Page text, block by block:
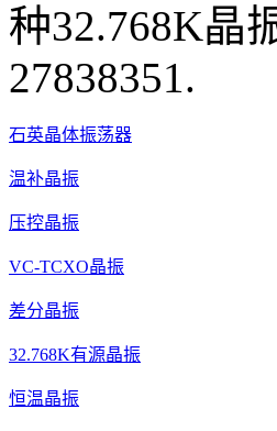
种32.768K晶
27838351.
石英晶体振荡器
温补晶振
压控晶振
VC-TCXO晶振
差分晶振
32.768K有源晶振
恒温晶振